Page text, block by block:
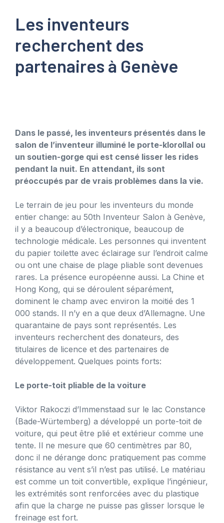
Les inventeurs
recherchent des
partenaires à Genève
Dans le passé, les inventeurs présentés dans le
salon de l’inventeur illuminé le porte-klorollal ou
un soutien-gorge qui est censé lisser les rides
pendant la nuit. En attendant, ils sont
préoccupés par de vrais problèmes dans la vie.
Le terrain de jeu pour les inventeurs du monde
entier change: au 50th Inventeur Salon à Genève,
il y a beaucoup d’électronique, beaucoup de
technologie médicale. Les personnes qui inventent
du papier toilette avec éclairage sur l’endroit calme
ou ont une chaise de plage pliable sont devenues
rares. La présence européenne aussi. La Chine et
Hong Kong, qui se déroulent séparément,
dominent le champ avec environ la moitié des 1
000 stands. Il n’y en a que deux d’Allemagne. Une
quarantaine de pays sont représentés. Les
inventeurs recherchent des donateurs, des
titulaires de licence et des partenaires de
développement. Quelques points forts:
Le porte-toit pliable de la voiture
Viktor Rakoczi d’Immenstaad sur le lac Constance
(Bade-Würtemberg) a développé un porte-toit de
voiture, qui peut être plié et extérieur comme une
tente. Il ne mesure que 60 centimètres par 80,
donc il ne dérange donc pratiquement pas comme
résistance au vent s’il n’est pas utilisé. Le matériau
est comme un toit convertible, explique l’ingénieur,
les extrémités sont renforcées avec du plastique
afin que la charge ne puisse pas glisser lorsque le
freinage est fort.